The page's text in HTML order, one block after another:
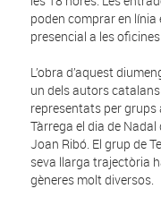
poden comprar en
presencial a les
L’obra d’aquest
un dels autors
representats per grups
Tàrrega el dia de
Joan Ribó. El grup de
seva llarga trajectòria
gèneres molt diversos.